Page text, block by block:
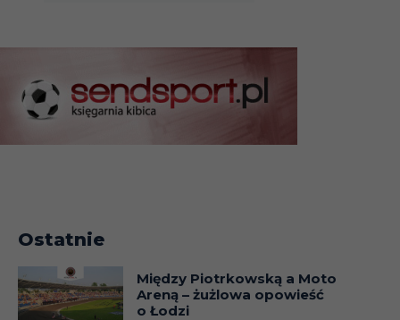
Ostatnie
Między Piotrkowską a Moto
Areną – żużlowa opowieść
o Łodzi